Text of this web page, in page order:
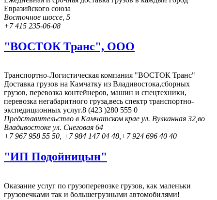
Евразийского союза
Восточное шоссе, 5
+7 415 235-06-08
"ВОСТОК Транс", ООО
Транспортно-Логистическая компания "ВОСТОК Транс"
Доставка грузов на Камчатку из Владивостока,сборных
грузов, перевозка контейнеров, машин и спецтехники,
перевозка негабаритного груза,весь спектр транспортно-
экспедиционных услуг.8 (423 )280 555 0
Представительство в Камчатском крае ул. Вулканная 32,во
Владивостоке ул. Снеговая 64
+7 967 958 55 50, +7 984 147 04 48,+7 924 696 40 40
"ИП Подойницын"
Оказание услуг по грузоперевозке грузов, как маленьки
грузовечками так и большегрузными автомобилями!